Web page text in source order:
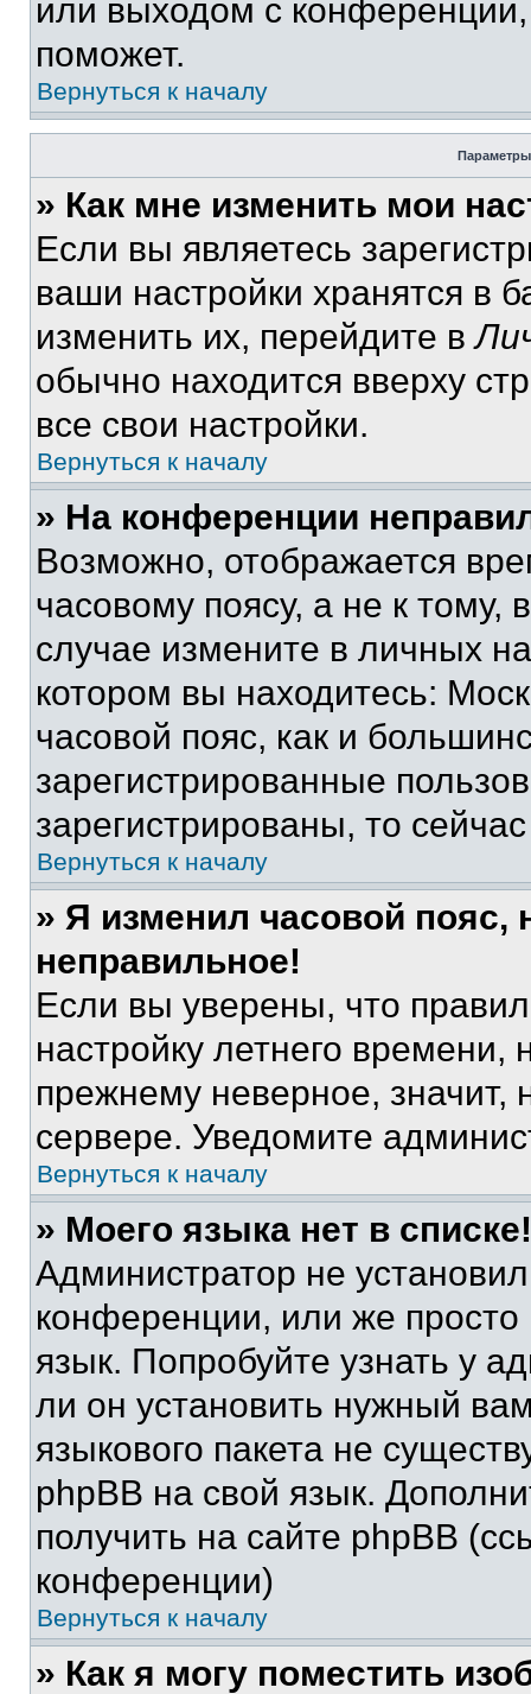
или выходом с
поможет.
Вернуться к началу
Параметры
» Как мне изменить мои
Если вы являетесь
ваши настройки хранятся в
изменить их, перейдите в
обычно находится вверху
все свои настройки.
Вернуться к началу
» На конференции
Возможно, отображается
часовому поясу, а не к тому,
случае измените в личных
котором вы находитесь:
часовой пояс, как и
зарегистрированные
зарегистрированы, то
Вернуться к началу
» Я изменил часовой пояс,
неправильное!
Если вы уверены, что
настройку летнего
прежнему неверное, значит,
сервере. Уведомите
Вернуться к началу
» Моего языка нет в списке!
Администратор не
конференции, или же
язык. Попробуйте узнать у
ли он установить нужный
языкового пакета не
phpBB на свой язык.
получить на сайте phpBB
конференции)
Вернуться к началу
» Как я могу поместить